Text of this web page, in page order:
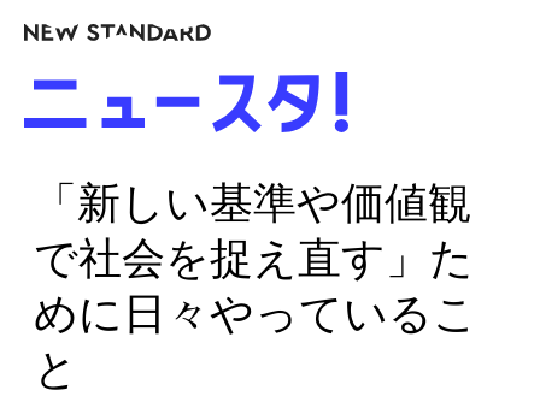
「新しい基準や価値観
で社会を捉え直す」た
めに日々やっているこ
と